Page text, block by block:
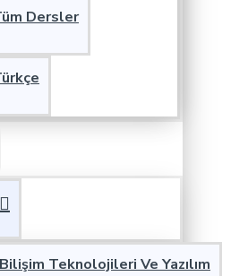
Dersler
Bilişim Teknolojileri Ve Yazılım